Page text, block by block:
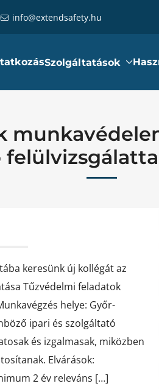
info@extendsafety.hu
Szolgáltatások
keresünk új kollégát az
Tűzvédelmi feladatok
helye: Győr-
ipari és szolgáltató
és izgalmasak, miközben
Elvárások:
2 év releváns […]